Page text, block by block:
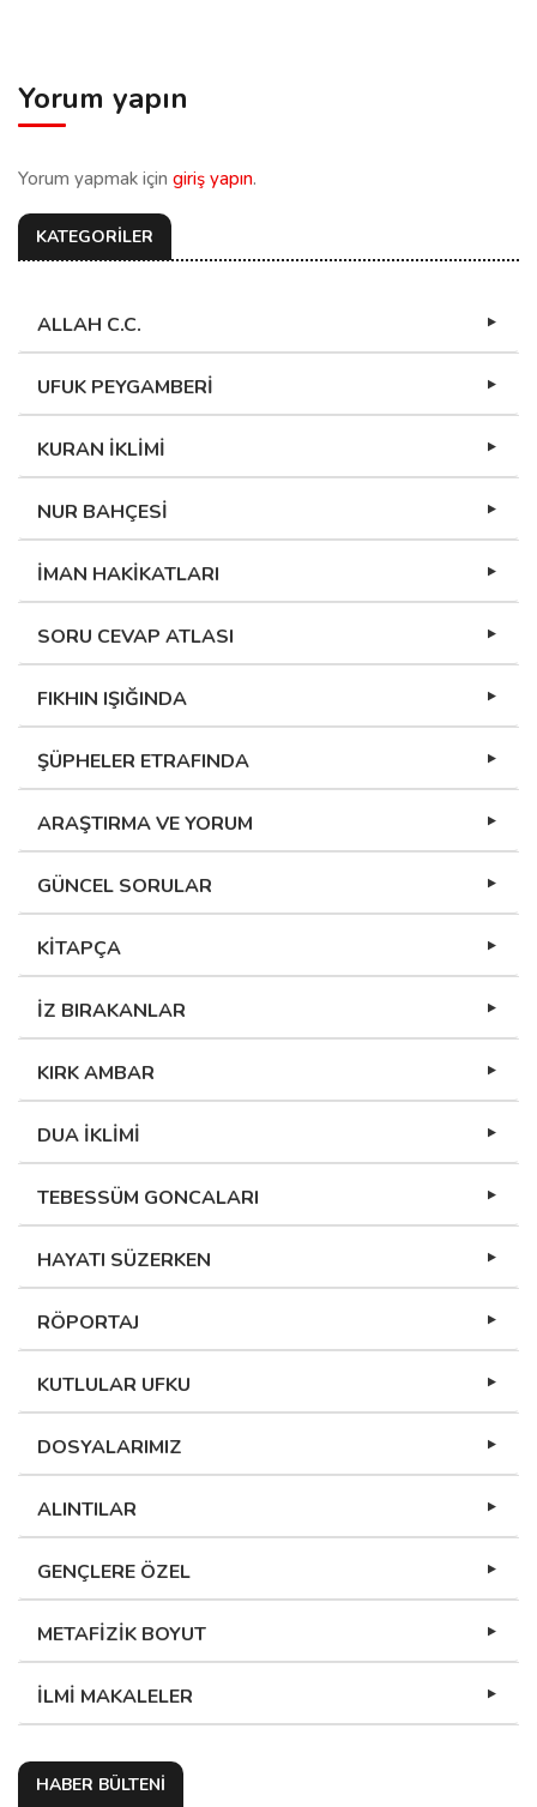
Yorum yapın
Yorum yapmak için giriş yapın.
KATEGORİLER
ALLAH C.C.
UFUK PEYGAMBERİ
KURAN İKLİMİ
NUR BAHÇESİ
İMAN HAKİKATLARI
SORU CEVAP ATLASI
FIKHIN IŞIĞINDA
ŞÜPHELER ETRAFINDA
ARAŞTIRMA VE YORUM
GÜNCEL SORULAR
KİTAPÇA
İZ BIRAKANLAR
KIRK AMBAR
DUA İKLİMİ
TEBESSÜM GONCALARI
HAYATI SÜZERKEN
RÖPORTAJ
KUTLULAR UFKU
DOSYALARIMIZ
ALINTILAR
GENÇLERE ÖZEL
METAFİZİK BOYUT
İLMİ MAKALELER
HABER BÜLTENİ